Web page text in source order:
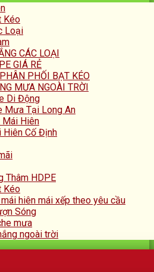
Kéo
Loại
CÁC LOẠI
GIÁ RẺ
PHỐI BẠT KÉO
MƯA NGOÀI TRỜI
Di Động
Mưa Tại Long An
Mái Hiên
Hiên Cố Định
Thâm HDPE
Kéo
hiên mái xếp theo yêu cầu
Sóng
mưa
ngoài trời